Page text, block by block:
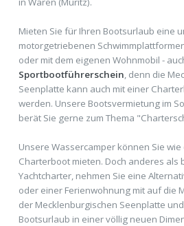
Mieten Sie für Ihren Bootsurlaub eine
motorgetriebenen
oder mit dem eigenen Wohnmobil -
Sportbootführerschein, denn die
Seenplatte kann auch mit einer
werden. Unsere Bootsvermietung im
berät Sie gerne zum Thema
Unsere Wassercamper können Sie
Charterboot mieten. Doch anderes als
Yachtcharter, nehmen Sie eine
oder einer Ferienwohnung mit auf die
der Mecklenburgischen Seenplatte
Bootsurlaub in einer völlig neuen